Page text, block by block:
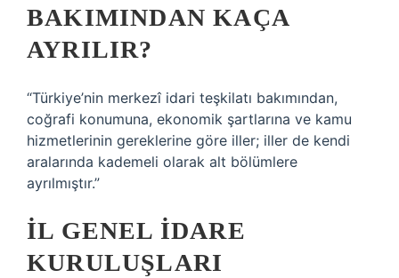
BAKIMINDAN KAÇA
AYRILIR?
“Türkiye’nin merkezî idari teşkilatı bakımından,
coğrafi konumuna, ekonomik şartlarına ve kamu
hizmetlerinin gereklerine göre iller; iller de kendi
aralarında kademeli olarak alt bölümlere
ayrılmıştır.”
İL GENEL IDARE
KURULUŞLARI